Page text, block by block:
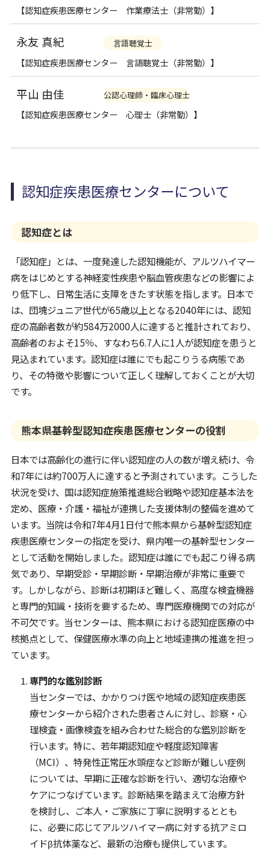
【認知症疾患医療センター 作業療法士（非常勤）】
永友 真紀 言語聴覚士
【認知症疾患医療センター 言語聴覚士（非常勤）】
平山 由佳 公認心理師・臨床心理士
【認知症疾患医療センター 心理士（非常勤）】
認知症疾患医療センターについて
認知症とは
「認知症」とは、一度発達した認知機能が、アルツハイマー
病をはじめとする神経変性疾患や脳血管疾患などの影響によ
り低下し、日常生活に支障をきたす状態を指します。日本で
は、団塊ジュニア世代が65歳以上となる2040年には、認知
症の高齢者数が約584万2000人に達すると推計されており、
高齢者のおよそ15％、すなわち6.7人に1人が認知症を患うと
見込まれています。認知症は誰にでも起こりうる病態であ
り、その特徴や影響について正しく理解しておくことが大切
です。
熊本県基幹型認知症疾患医療センターの役割
日本では高齢化の進行に伴い認知症の人の数が増え続け、令
和7年には約700万人に達すると予測されています。こうした
状況を受け、国は認知症施策推進総合戦略や認知症基本法を
定め、医療・介護・福祉が連携した支援体制の整備を進めて
います。当院は令和7年4月1日付で熊本県から基幹型認知症
疾患医療センターの指定を受け、県内唯一の基幹型センター
として活動を開始しました。認知症は誰にでも起こり得る病
気であり、早期受診・早期診断・早期治療が非常に重要で
す。しかしながら、診断は初期ほど難しく、高度な検査機器
と専門的知識・技術を要するため、専門医療機関での対応が
不可欠です。当センターは、熊本県における認知症医療の中
核拠点として、保健医療水準の向上と地域連携の推進を担っ
ています。
専門的な鑑別診断
当センターでは、かかりつけ医や地域の認知症疾患医
療センターから紹介された患者さんに対し、診察・心
理検査・画像検査を組み合わせた総合的な鑑別診断を
行います。特に、若年期認知症や軽度認知障害
（MCI）、特発性正常圧水頭症など診断が難しい症例
については、早期に正確な診断を行い、適切な治療や
ケアにつなげています。診断結果を踏まえて治療方針
を検討し、ご本人・ご家族に丁寧に説明するととも
に、必要に応じてアルツハイマー病に対する抗アミロ
イドβ抗体薬など、最新の治療も提供しています。